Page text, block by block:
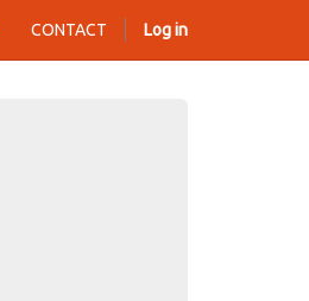
CONTACT Log in